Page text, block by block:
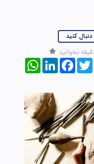
دنبال کنید
WhatsAppLinkedInFacebookTwitter